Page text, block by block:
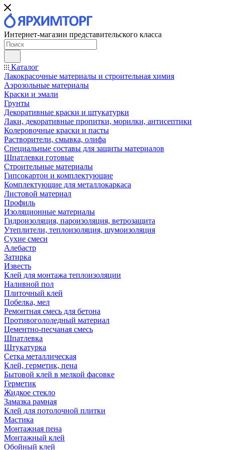
Интернет-магазин представительского класса
Каталог
Лакокрасочные материалы и строительная химия
Аэрозольные материалы
Краски и эмали
Грунты
Декоративные краски и штукатурки
Лаки, декоративные пропитки, морилки, антисептики
Колеровочные краски и пасты
Растворители, смывка, олифа
Специальные составы для защиты материалов
Шпатлевки готовые
Строительные материалы
Гипсокартон и комплектующие
Комплектующие для металлокаркаса
Листовой материал
Профиль
Изоляционные материалы
Гидроизоляция, пароизоляция, ветрозащита
Утеплители, теплоизоляция, шумоизоляция
Сухие смеси
Алебастр
Затирка
Известь
Клей для монтажа теплоизоляции
Наливной пол
Плиточный клей
Побелка, мел
Ремонтная смесь для бетона
Противогололедный материал
Цементно-песчаная смесь
Шпатлевка
Штукатурка
Сетка металлическая
Клей, герметик, пена
Бытовой клей в мелкой фасовке
Герметик
Жидкое стекло
Замазка рамная
Клей для потолочной плитки
Мастика
Монтажная пена
Монтажный клей
Обойный клей